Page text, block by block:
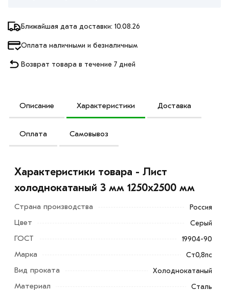
Ближайшая дата доставки: 10.08.26
Оплата наличными и безналичным
Возврат товара в течение 7 дней
Описание Характеристики Доставка
Оплата Самовывоз
Лист холоднокатаный 3 мм 1250х2500 мм
Характеристики товара - Лист
холоднокатаный 3 мм 1250х2500 мм
Страна производства Россия
Цвет Серый
ГОСТ 19904-90
Марка Ст0,8пс
Вид проката Холоднокатаный
Материал Сталь